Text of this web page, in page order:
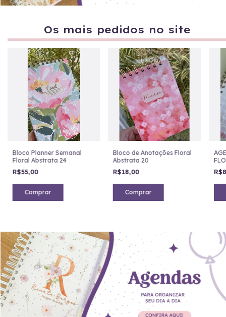
Os mais pedidos no site
Bloco Planner Semanal
Floral Abstrata 24
R$55,00
Comprar
Bloco de Anotações Floral
Abstrata 20
R$18,00
Comprar